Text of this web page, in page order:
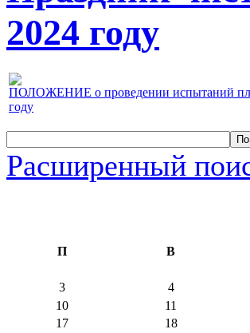
2024 году
ПОЛОЖЕНИЕ о проведении испытаний
году
Расширенный
П В
3 4
10
11
17
18